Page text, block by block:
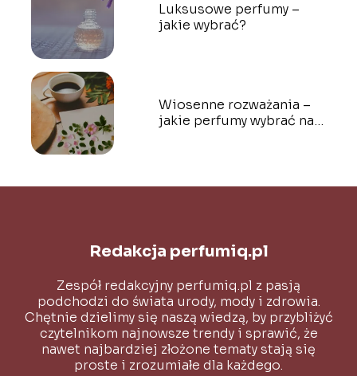
Luksusowe perfumy –
jakie wybrać?
Wiosenne rozważania –
jakie perfumy wybrać na
Redakcja perfumiq.pl
Zespół redakcyjny perfumiq.pl z pasją
podchodzi do świata urody, mody i zdrowia.
Chętnie dzielimy się naszą wiedzą, by przybliżyć
czytelnikom najnowsze trendy i sprawić, że
nawet najbardziej złożone tematy stają się
proste i zrozumiałe dla każdego.